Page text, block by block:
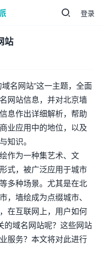
登录
站
名网站”这一主题，全面
网站信息，并对北京墙
息作出详细解析，帮助
业应用中的地位，以及
知识。
作为一种集艺术、文
式，被广泛应用于城市
多种场景。尤其是在北
，墙绘成为点缀城市、
在互联网上，用户如何
的域名网站呢？这些网站
服务？本文将对此进行